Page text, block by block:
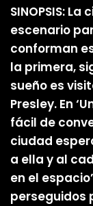
SINOPSIS:
escenario
conforman
la primera,
sueño es
Presley. En
fácil de
ciudad
a ella y al
en el
perseguidos